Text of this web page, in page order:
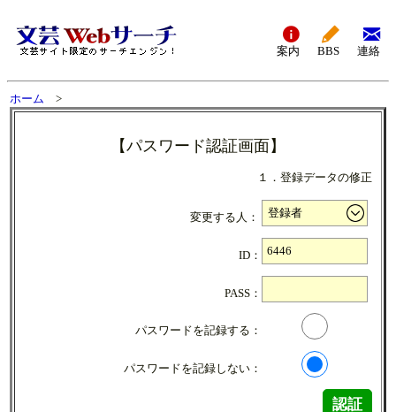
案内 BBS 連絡
ホーム >
【パスワード認証画面】
１．登録データの修正
変更する人：
ID：
PASS：
パスワードを記録する：
パスワードを記録しない：
認証